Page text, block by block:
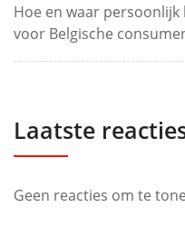
Hoe en waar
voor Belgische
Laatste
Geen reacties om te